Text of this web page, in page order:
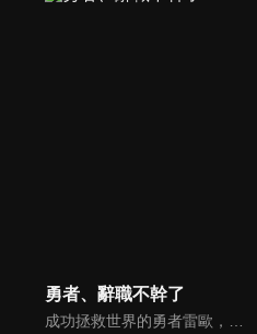
勇者、辭職不幹了